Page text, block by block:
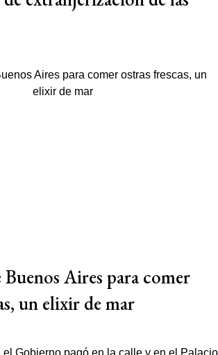
Buenos Aires para comer
un elixir de mar